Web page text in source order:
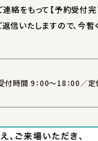
をもって【予約受付完
いたしますので、今暫
付時間 9：00～18：00／